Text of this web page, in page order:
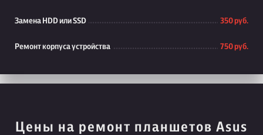
Замена HDD или SSD 350 руб.
Ремонт корпуса устройства 750 руб.
Цены на ремонт планшетов Asus